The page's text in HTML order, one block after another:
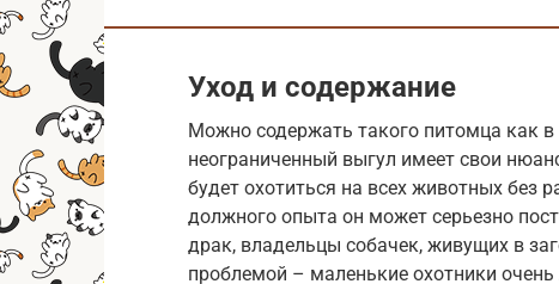
Уход и содержание
Можно содержать такого питомца как
неограниченный выгул имеет свои
будет охотиться на всех животных без
должного опыта он может серьезно
драк, владельцы собачек, живущих в
проблемой – маленькие охотники